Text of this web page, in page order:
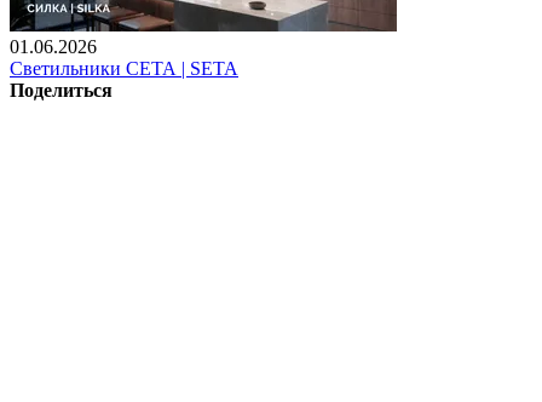
01.06.2026
Светильники СЕТА | SETA
Поделиться